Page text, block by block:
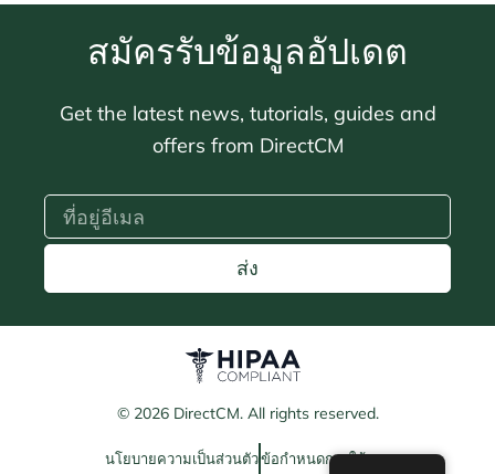
สมัครรับข้อมูลอัปเดต
Get the latest news, tutorials, guides and
offers from DirectCM
ส่ง
© 2026 DirectCM. All rights reserved.
นโยบายความเป็นส่วนตัวข้อกำหนดการใช้งาน